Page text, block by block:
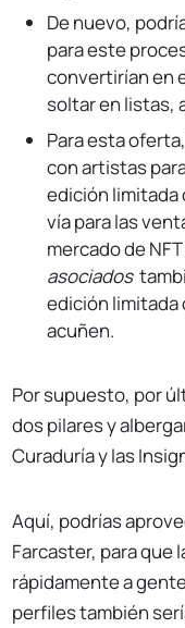
De nuevo,
para este
convertirían en
soltar en listas,
Para esta
con artistas
edición limitada
vía para las
mercado de
asociados
edición limitada
acuñen.
Por supuesto, por
dos pilares y
Curaduría y las
Aquí, podrías
Farcaster, para que
rápidamente a
perfiles también